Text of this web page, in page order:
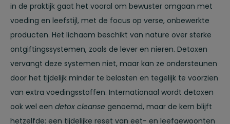
in de praktijk gaat het vooral om bewuster omgaan met
voeding en leefstijl, met de focus op verse, onbewerkte
producten. Het lichaam beschikt van nature over sterke
ontgiftingssystemen, zoals de lever en nieren. Detoxen
vervangt deze systemen niet, maar kan ze ondersteunen
door het tijdelijk minder te belasten en tegelijk te voorzien
van extra voedingsstoffen. Internationaal wordt detoxen
ook wel een detox cleanse genoemd, maar de kern blijft
hetzelfde: een tijdelijke reset van eet- en leefgewoonten